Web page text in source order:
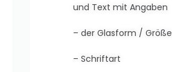
und Text mit Angaben
– der Glasform / Größe
– Schriftart